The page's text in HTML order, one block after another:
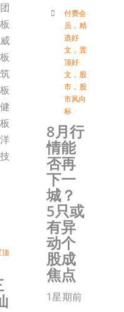
顶
付费会
员 ， 精
选好
文 ， 置
顶好
文 ， 股
市 ， 股
市风向
标
8月行
情能
否再
下一
城？
5只或
有异
动个
股成
焦点
1星期前